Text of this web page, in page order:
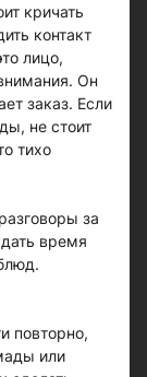
кричать
контакт
лицо,
Он
заказ. Если
не стоит
тихо
за
время
повторно,
или